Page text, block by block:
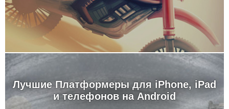
Лучшие Платформеры для iPhone, iPad
и телефонов на Android